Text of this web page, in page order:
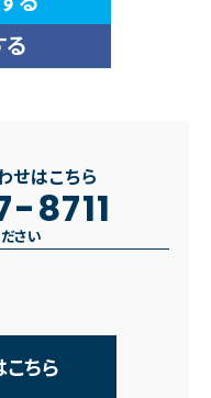
る
せはこちら
8711
さい
ちら